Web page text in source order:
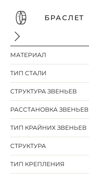
БРАСЛЕТ
МАТЕРИАЛ
ТИП СТАЛИ
СТРУКТУРА ЗВЕНЬЕВ
РАССТАНОВКА ЗВЕНЬЕВ
ТИП КРАЙНИХ ЗВЕНЬЕВ
СТРУКТУРА
ТИП КРЕПЛЕНИЯ